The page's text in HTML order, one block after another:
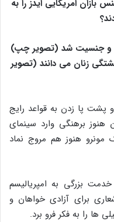
و جنسیت شد (تصویر چپ)
زنان می‌ دانند (تصویر
پشت پا زدن به قواعد رایج
هنوز برهنگی وارد سینمای
مونرو هنوز هم مروج نماد
بزرگی به امپریالیسم
برای آزادی‌ خواهان و
ها را به فکر فرو برد.